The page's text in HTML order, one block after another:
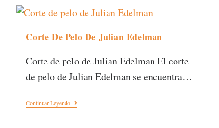
Corte De Pelo De Julian Edelman
Corte de pelo de Julian Edelman El corte
de pelo de Julian Edelman se encuentra…
Continuar Leyendo